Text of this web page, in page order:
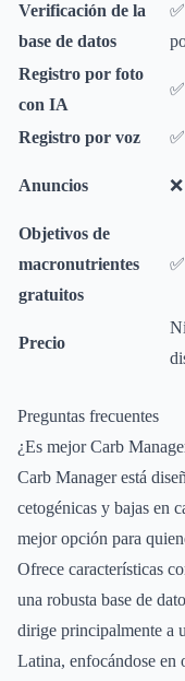
Verificación de la
base de datos
Registro por foto
con IA
Registro por voz
Anuncios
Objetivos de
macronutrientes
gratuitos
Precio
Preguntas frecuentes
¿Es mejor Carb
Carb Manager está
cetogénicas y bajas en
mejor opción para
Ofrece características
una robusta base de
dirige principalmente a
Latina, enfocándose en